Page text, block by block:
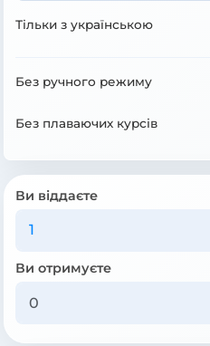
Тільки з українською
Без ручного режиму
Без плаваючих курсів
Ви віддаєте
Ви отримуєте